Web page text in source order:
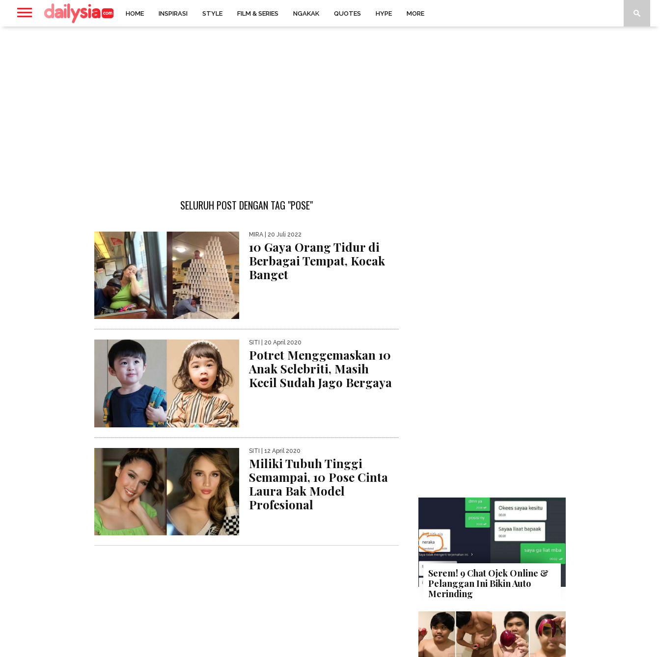
HOME INSPIRASI STYLE FILM & SERIES NGAKAK QUOTES HYPE MORE
SELURUH POST DENGAN TAG "POSE"
MIRA | 20 Juli 2022
10 Gaya Orang Tidur di
Berbagai Tempat, Kocak
Banget
SITI | 20 April 2020
Potret Menggemaskan 10
Anak Selebriti, Masih
Kecil Sudah Jago Bergaya
SITI | 12 April 2020
Miliki Tubuh Tinggi
Semampai, 10 Pose Cinta
Laura Bak Model
Profesional
Serem! 9 Chat Ojek Online &
Pelanggan Ini Bikin Auto
Merinding